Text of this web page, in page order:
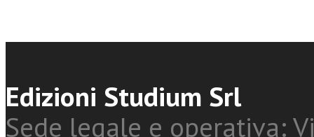
Edizioni Studium Srl
Sede legale e operativa: